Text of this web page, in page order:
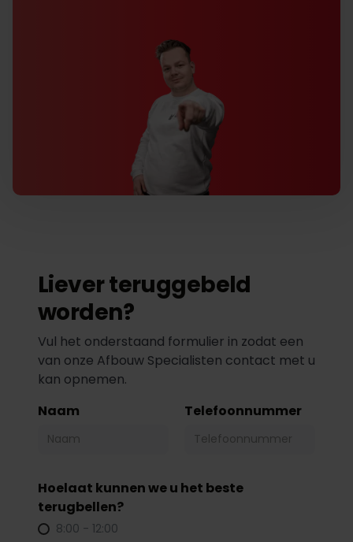
Liever teruggebeld
worden?
Vul het onderstaand formulier in zodat een
van onze Afbouw Specialisten contact met u
kan opnemen.
Naam
Telefoonnummer
Hoelaat kunnen we u het beste
terugbellen?
8:00 - 12:00